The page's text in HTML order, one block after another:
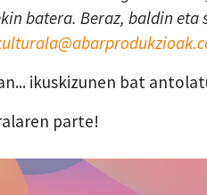
batera. Beraz, baldin
ikuskizunen bat
parte!